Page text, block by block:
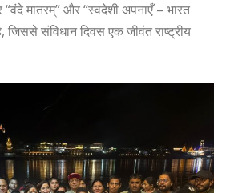
मातरम्” और “स्वदेशी अपनाएँ – भारत
संविधान दिवस एक जीवंत राष्ट्रीय